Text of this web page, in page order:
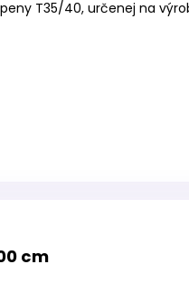
T35/40, určenej na
cm